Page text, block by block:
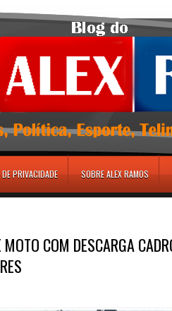
PRIVACIDADE SOBRE ALEX RAMOS
COM DESCARGA